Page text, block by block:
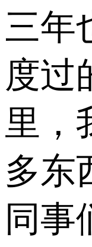
三年
度过
里，
多东
同事